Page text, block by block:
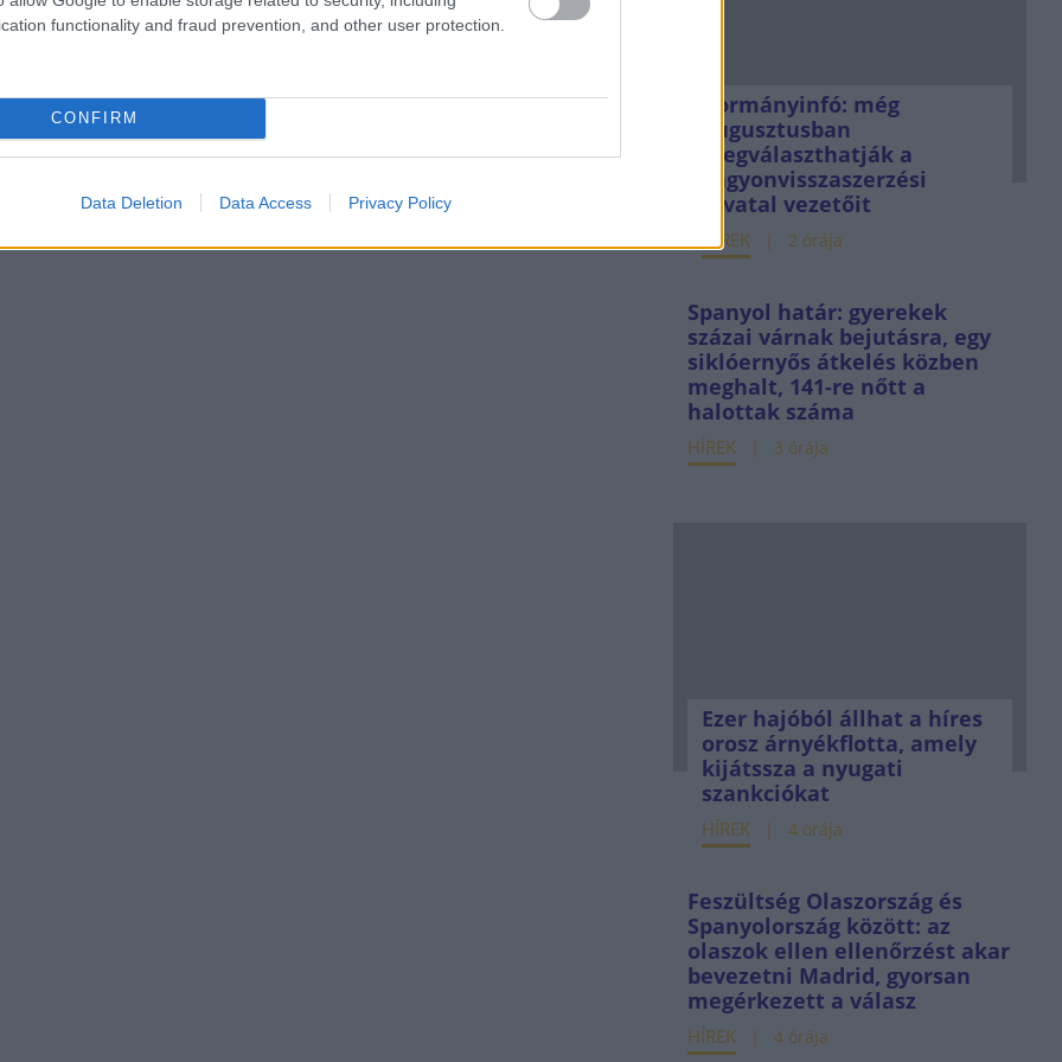
functionality and fraud prevention, and other user protection.
CONFIRM
Data Deletion Data Access Privacy Policy
Kormányinfó: még
augusztusban
megválaszthatják a
vagyonvisszaszerzési
hivatal vezetőit
HÍREK 2 órája
Spanyol határ: gyerekek
százai várnak bejutásra, egy
siklóernyős átkelés közben
meghalt, 141-re nőtt a
halottak száma
HÍREK 3 órája
Ezer hajóból állhat a híres
orosz árnyékflotta, amely
kijátssza a nyugati
szankciókat
HÍREK 4 órája
Feszültség Olaszország és
Spanyolország között: az
olaszok ellen ellenőrzést akar
bevezetni Madrid, gyorsan
megérkezett a válasz
HÍREK 4 órája